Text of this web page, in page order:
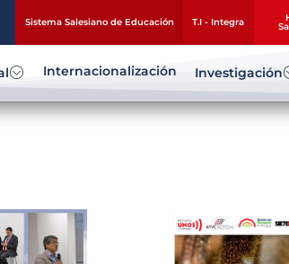
Sistema Salesiano de Educación T.I - Integra
Internacionalización Investigación